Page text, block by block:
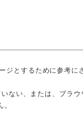
ジとするために参考に
ない、または、ブラウ